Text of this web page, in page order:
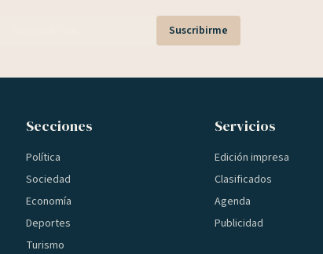
Suscribirme
Secciones
Política
Sociedad
Economía
Deportes
Turismo
Servicios
Edición impresa
Clasificados
Agenda
Publicidad